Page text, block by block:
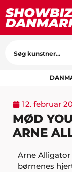
12. februar
MØD
ARNE
Arne
børnenes